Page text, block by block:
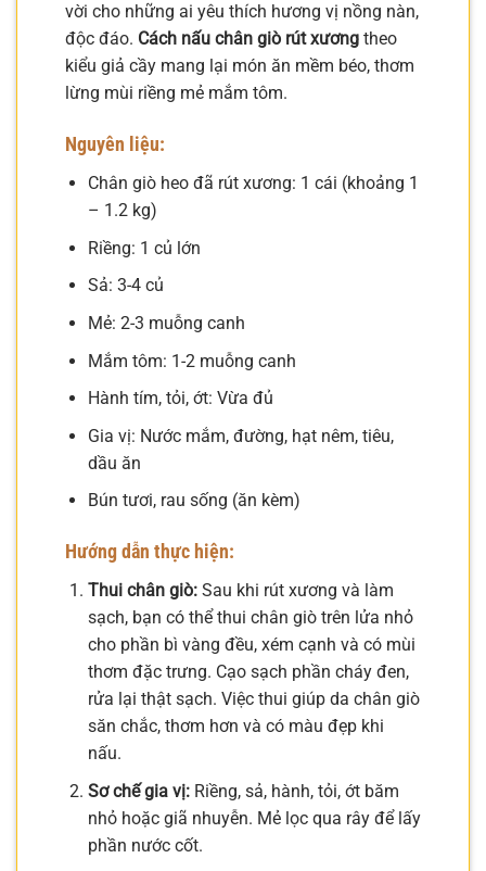
vời cho những ai yêu thích hương vị nồng nàn,
độc đáo. Cách nấu chân giò rút xương theo
kiểu giả cầy mang lại món ăn mềm béo, thơm
lừng mùi riềng mẻ mắm tôm.
Nguyên liệu:
Chân giò heo đã rút xương: 1 cái (khoảng 1
– 1.2 kg)
Riềng: 1 củ lớn
Sả: 3-4 củ
Mẻ: 2-3 muỗng canh
Mắm tôm: 1-2 muỗng canh
Hành tím, tỏi, ớt: Vừa đủ
Gia vị: Nước mắm, đường, hạt nêm, tiêu,
dầu ăn
Bún tươi, rau sống (ăn kèm)
Hướng dẫn thực hiện:
Thui chân giò:Sau khi rút xương và làm
sạch, bạn có thể thui chân giò trên lửa nhỏ
cho phần bì vàng đều, xém cạnh và có mùi
thơm đặc trưng. Cạo sạch phần cháy đen,
rửa lại thật sạch. Việc thui giúp da chân giò
săn chắc, thơm hơn và có màu đẹp khi
nấu.
Sơ chế gia vị:Riềng, sả, hành, tỏi, ớt băm
nhỏ hoặc giã nhuyễn. Mẻ lọc qua rây để lấy
phần nước cốt.